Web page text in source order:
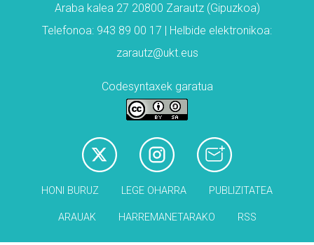
Araba kalea 27 20800 Zarautz (Gipuzkoa)
Telefonoa: 943 89 00 17 | Helbide elektronikoa:
zarautz@ukt.eus
Codesyntaxek garatua
HONI BURUZ LEGE OHARRA PUBLIZITATEA
ARAUAK HARREMANETARAKO RSS